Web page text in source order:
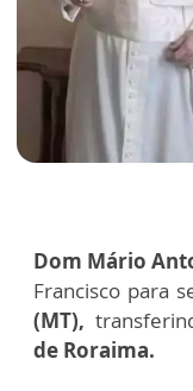
Dom Mário
Francisco para
(MT),
de Roraima.